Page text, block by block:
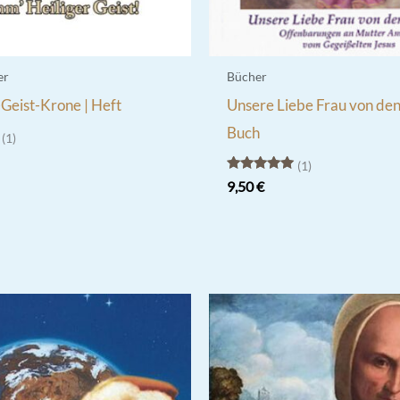
Krone | Heft
1
Bücher
Unsere Liebe Frau von
Buch
Bewertet
mit
1
9,50€